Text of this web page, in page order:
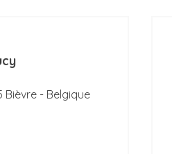
Bièvre - Belgique